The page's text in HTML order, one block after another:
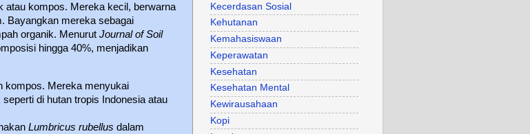
atau kompos. Mereka kecil, berwarna
Bayangkan mereka sebagai
organik. Menurut Journal of Soil
hingga 40%, menjadikan
kompos. Mereka menyukai
di hutan tropis Indonesia atau
Lumbricus rubellus dalam
Kecerdasan Sosial
Kehutanan
Kemahasiswaan
Keperawatan
Kesehatan
Kesehatan Mental
Kewirausahaan
Kopi